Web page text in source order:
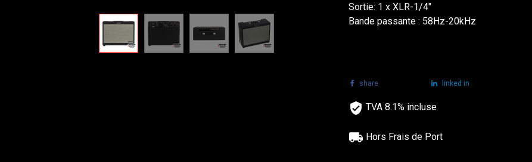
Sortie: 1 x XLR-1/4"
Bande passante : 58Hz-20kHz
share linked in
TVA 8.1% incluse
Hors Frais de Port